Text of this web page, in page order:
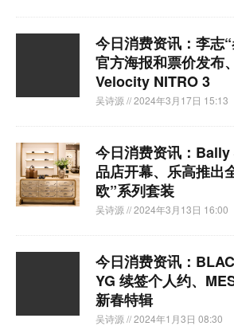
今日消费资讯：李志
官方海报和票价发布
Velocity NITRO 3
吴诗源 // 2024年3月17日 15:13
今日消费资讯：
品店开幕、乐高推出
欧”系列套装
吴诗源 // 2024年3月13日 16:00
今日消费资讯：
YG 续签个人约、
新春特辑
吴诗源 // 2024年1月3日 08:30